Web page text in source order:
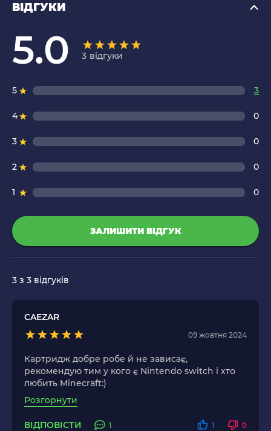
ВІДГУКИ
5.0 3 відгуки
5 3
4 0
3 0
2 0
1 0
ЗАЛИШИТИ ВІДГУК
3 з 3 відгуків
CAEZAR
09 жовтня 2024
Картридж добре робе й не зависає,
рекомендую тим у кого є Nintendo switch і хто
любить Minecraft:)
Розгорнути
ВІДПОВІСТИ 1 1 0